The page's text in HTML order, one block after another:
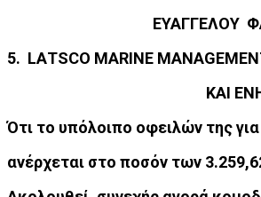
ΕΥΑΓΓΕΛΟΥ
5. LΑΤSCΟ ΜΑRΙΝΕ
ΚΑΙ
Ότι το υπόλοιπο οφειλών της
ανέρχεται στο ποσόν των